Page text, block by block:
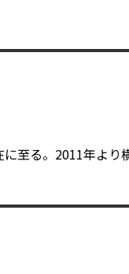
至る。2011年より